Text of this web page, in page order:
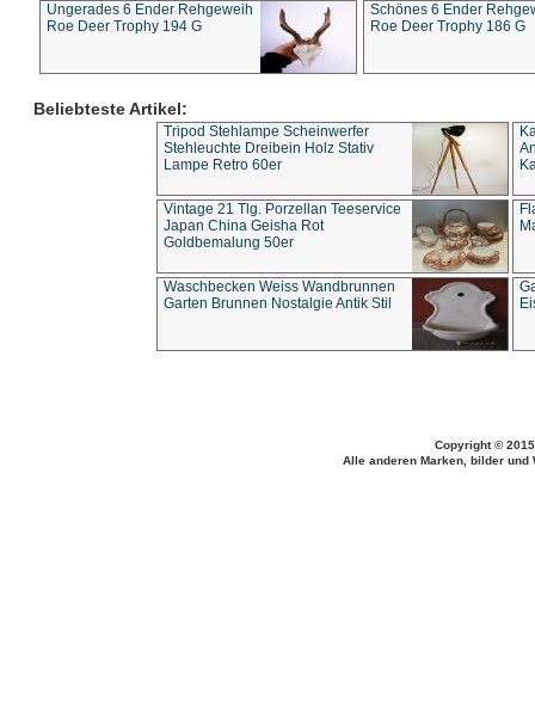
Ungerades 6 Ender Rehgeweih
Roe Deer Trophy 194 G
Schönes 6 Ender
Roe Deer Trophy 186 G
Beliebteste Artikel:
Tripod Stehlampe Scheinwerfer
Stehleuchte Dreibein Holz Stativ
Lampe Retro 60er
Vintage 21 Tlg. Porzellan Teeservice
Japan China Geisha Rot
Goldbemalung 50er
Waschbecken Weiss Wandbrunnen
Garten Brunnen Nostalgie Antik Stil
Copyright ©
Alle anderen Marken, bilder und